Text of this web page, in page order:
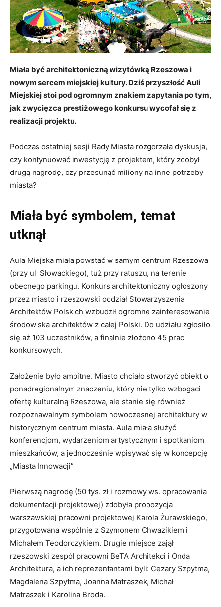
Miała być architektoniczną wizytówką Rzeszowa i
nowym sercem miejskiej kultury. Dziś przyszłość Auli
Miejskiej stoi pod ogromnym znakiem zapytania po tym,
jak zwycięzca prestiżowego konkursu wycofał się z
realizacji projektu.
Podczas ostatniej sesji Rady Miasta rozgorzała dyskusja,
czy kontynuować inwestycję z projektem, który zdobył
drugą nagrodę, czy przesunąć miliony na inne potrzeby
miasta?
Miała być symbolem, temat
utknął
Aula Miejska miała powstać w samym centrum Rzeszowa
(przy ul. Słowackiego), tuż przy ratuszu, na terenie
obecnego parkingu. Konkurs architektoniczny ogłoszony
przez miasto i rzeszowski oddział Stowarzyszenia
Architektów Polskich wzbudził ogromne zainteresowanie
środowiska architektów z całej Polski. Do udziału zgłosiło
się aż 103 uczestników, a finalnie złożono 45 prac
konkursowych.
Założenie było ambitne. Miasto chciało stworzyć obiekt o
ponadregionalnym znaczeniu, który nie tylko wzbogaci
ofertę kulturalną Rzeszowa, ale stanie się również
rozpoznawalnym symbolem nowoczesnej architektury w
historycznym centrum miasta. Aula miała służyć
konferencjom, wydarzeniom artystycznym i spotkaniom
mieszkańców, a jednocześnie wpisywać się w koncepcję
„Miasta Innowacji”.
Pierwszą nagrodę (50 tys. zł i rozmowy ws. opracowania
dokumentacji projektowej) zdobyła propozycja
warszawskiej pracowni projektowej Karola Żurawskiego,
przygotowana wspólnie z Szymonem Chwazikiem i
Michałem Teodorczykiem. Drugie miejsce zajął
rzeszowski zespół pracowni BeTA Architekci i Onda
Architektura, a ich reprezentantami byli: Cezary Szpytma,
Magdalena Szpytma, Joanna Matraszek, Michał
Matraszek i Karolina Broda.